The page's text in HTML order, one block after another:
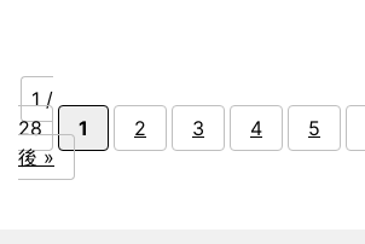
1 /
28
1 2 3 4 5
後 »